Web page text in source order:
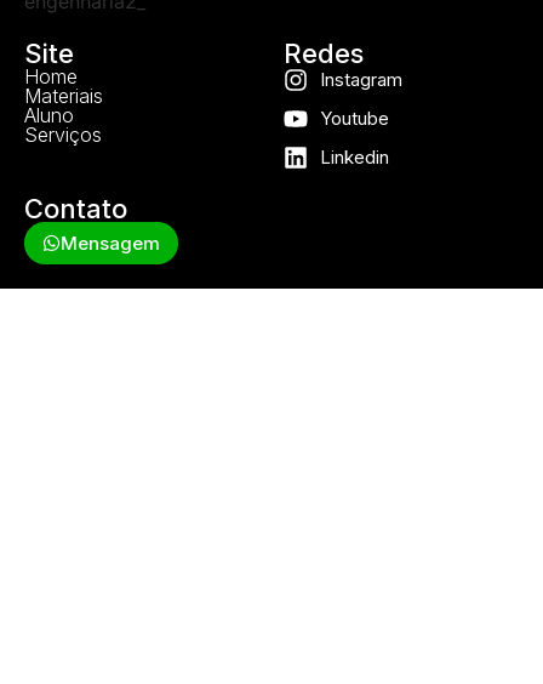
Site
Home
Materiais
Aluno
Serviços
Redes
Instagram
Youtube
Linkedin
Contato
Mensagem